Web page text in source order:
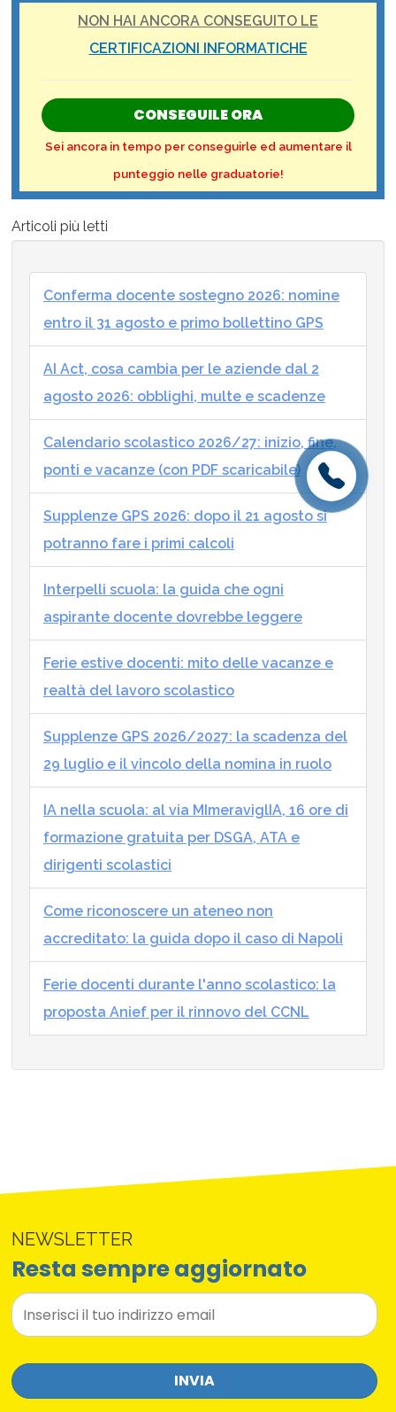
NON HAI ANCORA CONSEGUITO LE
CERTIFICAZIONI INFORMATICHE
CONSEGUILE ORA
Sei ancora in tempo per conseguirle ed aumentare il
punteggio nelle graduatorie!
Articoli più letti
Conferma docente sostegno 2026: nomine
entro il 31 agosto e primo bollettino GPS
AI Act, cosa cambia per le aziende dal 2
agosto 2026: obblighi, multe e scadenze
Calendario scolastico 2026/27: inizio, fine,
ponti e vacanze (con PDF scaricabile)
Supplenze GPS 2026: dopo il 21 agosto si
potranno fare i primi calcoli
Interpelli scuola: la guida che ogni
aspirante docente dovrebbe leggere
Ferie estive docenti: mito delle vacanze e
realtà del lavoro scolastico
Supplenze GPS 2026/2027: la scadenza del
29 luglio e il vincolo della nomina in ruolo
IA nella scuola: al via MImeraviglIA, 16 ore di
formazione gratuita per DSGA, ATA e
dirigenti scolastici
Come riconoscere un ateneo non
accreditato: la guida dopo il caso di Napoli
Ferie docenti durante l'anno scolastico: la
proposta Anief per il rinnovo del CCNL
NEWSLETTER
Resta sempre aggiornato